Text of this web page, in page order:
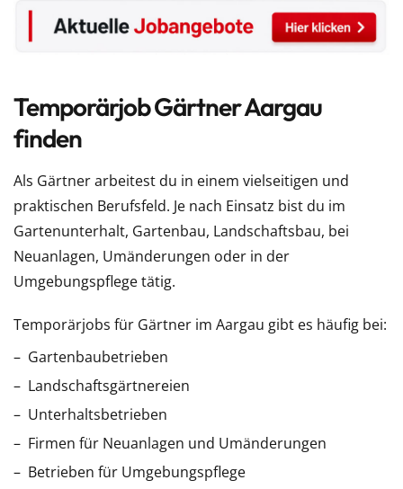
Temporärjob Gärtner Aargau
finden
Als Gärtner arbeitest du in einem vielseitigen und
praktischen Berufsfeld. Je nach Einsatz bist du im
Gartenunterhalt, Gartenbau, Landschaftsbau, bei
Neuanlagen, Umänderungen oder in der
Umgebungspflege tätig.
Temporärjobs für Gärtner im Aargau gibt es häufig bei:
Gartenbaubetrieben
Landschaftsgärtnereien
Unterhaltsbetrieben
Firmen für Neuanlagen und Umänderungen
Betrieben für Umgebungspflege